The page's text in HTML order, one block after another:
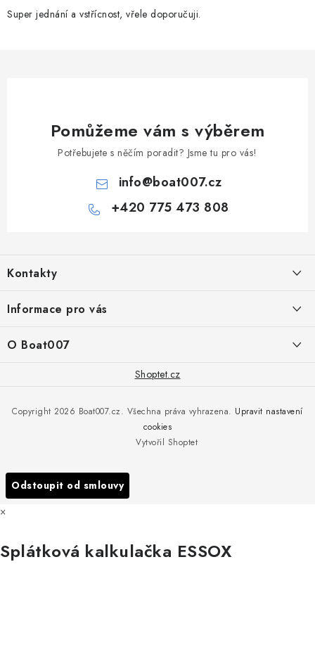
Super jednání a vstřícnost, vřele doporučuji.
Pomůžeme vám s výběrem
Potřebujete s něčím poradit? Jsme tu pro vás!
info@boat007.cz
+420 775 473 808
p
a
Kontakty
+420 775 473 808
PŘÍJEM/VÝDEJ/SERVIS zakázek
Informace pro vás
Obchodní podmínky
Podmínky ochrany osobních údajů
O Boat007
Všechny značky
Shoptet.cz
Vytvořil Shoptet
Copyright 2026 Boat007.cz. Všechna práva vyhrazena. Upravit nastavení
cookies
Odstoupit od smlouvy
×
Splátková kalkulačka ESSOX